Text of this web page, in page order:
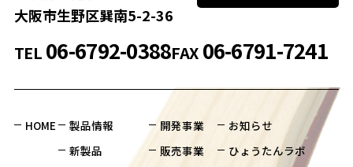
大阪市生野区巽南5-2-36
TEL06-6792-0388FAX06-6791-7241
HOME
製品情報
新製品
開発事業
販売事業
お知らせ
ひょうたんラボ